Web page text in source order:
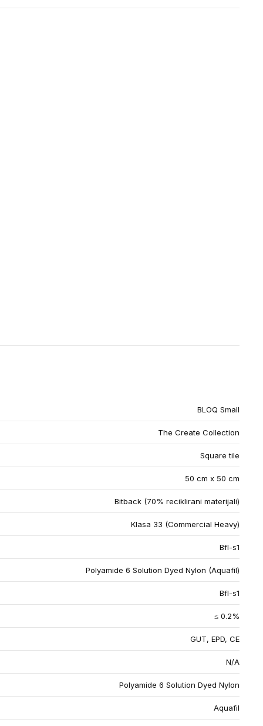
BLOQ Small
The Create Collection
Square tile
50 cm x 50 cm
Bitback (70% reciklirani materijali)
Klasa 33 (Commercial Heavy)
Bfl-s1
Polyamide 6 Solution Dyed Nylon (Aquafil)
Bfl-s1
≤ 0.2%
GUT, EPD, CE
N/A
Polyamide 6 Solution Dyed Nylon
Aquafil